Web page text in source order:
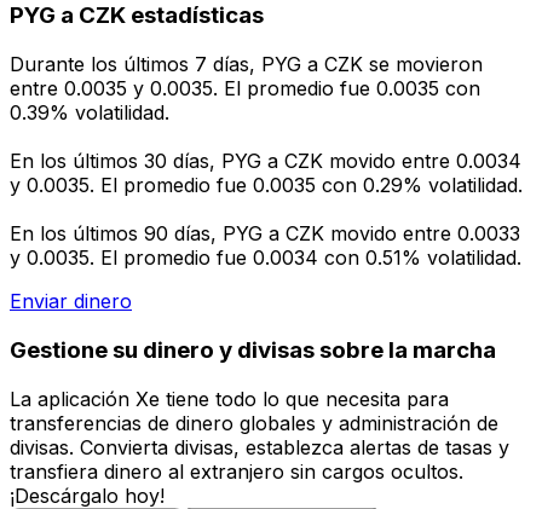
PYG a CZK estadísticas
Durante los últimos 7 días, PYG a CZK se movieron
entre 0.0035 y 0.0035. El promedio fue 0.0035 con
0.39% volatilidad.
En los últimos 30 días, PYG a CZK movido entre 0.0034
y 0.0035. El promedio fue 0.0035 con 0.29% volatilidad.
En los últimos 90 días, PYG a CZK movido entre 0.0033
y 0.0035. El promedio fue 0.0034 con 0.51% volatilidad.
Enviar dinero
Gestione su dinero y divisas sobre la marcha
La aplicación Xe tiene todo lo que necesita para
transferencias de dinero globales y administración de
divisas. Convierta divisas, establezca alertas de tasas y
transfiera dinero al extranjero sin cargos ocultos.
¡Descárgalo hoy!